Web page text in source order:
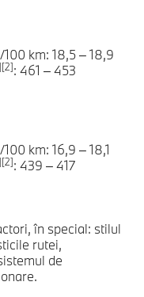
km: 18,5 – 18,9
: 461 – 453
km: 16,9 – 18,1
: 439 – 417
în special: stilul
rutei,
de